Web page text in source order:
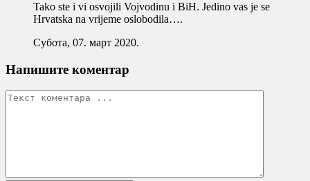
Tako ste i vi osvojili Vojvodinu i BiH. Jedino vas je se
Hrvatska na vrijeme oslobodila….
Субота, 07. март 2020.
Напишите коментар